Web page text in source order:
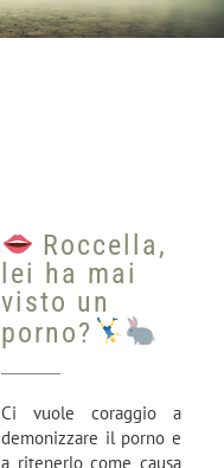
Roccella,
lei ha mai
visto un
porno?
Ci vuole coraggio a
demonizzare il porno e
a ritenerlo come causa